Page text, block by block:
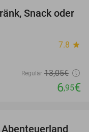
47%
Snack oder
7.8 star
Regulär 13,05€
6,95€